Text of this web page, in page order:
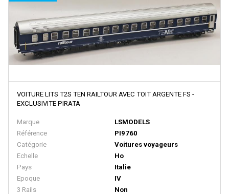
HATTONS
HAXO MODELE
HEINZL
Heljan
Herkat
Hermann
Herpa
Herpa Exclusive
VOITURE LITS T2S TEN RAILTOUR AVEC TOIT ARGENTE FS -
EXCLUSIVITE PIRATA
Marque
LSMODELS
Référence
PI9760
Catégorie
Voitures voyageurs
Echelle
Ho
Pays
Italie
Epoque
IV
3 Rails
Non